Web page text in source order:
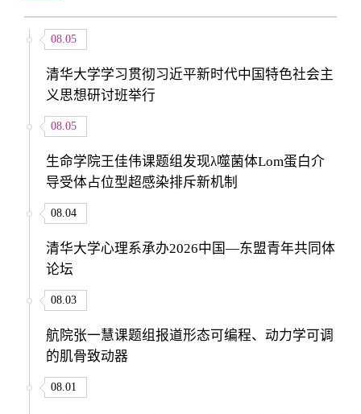
08.05
清华大学学习贯彻习近平新时代中国特色社会主
义思想研讨班举行
08.05
生命学院王佳伟课题组发现λ噬菌体Lom蛋白介
导受体占位型超感染排斥新机制
08.04
清华大学心理系承办2026中国—东盟青年共同体
论坛
08.03
航院张一慧课题组报道形态可编程、动力学可调
的肌骨致动器
08.01